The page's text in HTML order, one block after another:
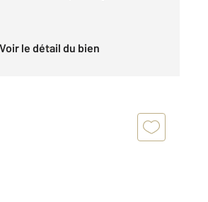
Voir le détail du bien